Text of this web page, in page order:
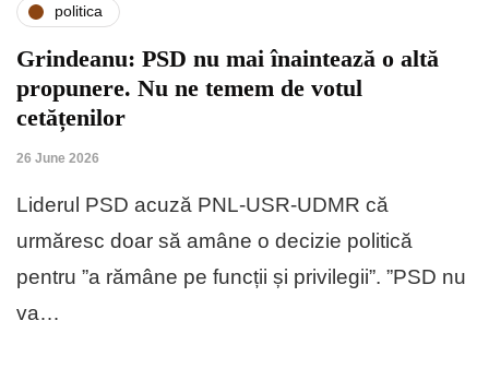
politica
Grindeanu: PSD nu mai înaintează o altă
propunere. Nu ne temem de votul
cetățenilor
26 June 2026
Liderul PSD acuză PNL-USR-UDMR că
urmăresc doar să amâne o decizie politică
pentru ”a rămâne pe funcții și privilegii”. ”PSD nu
va…